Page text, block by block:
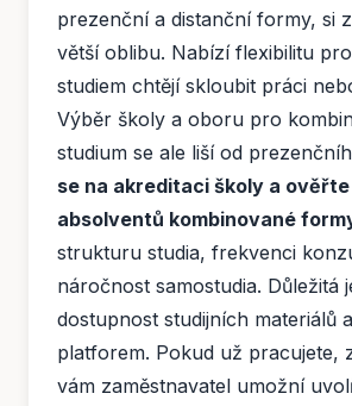
prezenční a distanční formy, si
větší oblibu. Nabízí flexibilitu
studiem chtějí skloubit práci
Výběr školy a oboru pro
studium se ale liší od
se na akreditaci školy a
absolventů kombinované
strukturu studia, frekvenci
náročnost samostudia. Důležitá
dostupnost studijních materiálů
platforem. Pokud už pracujete,
vám zaměstnavatel umožní